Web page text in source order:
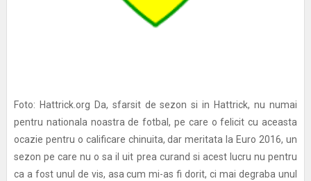
Foto: Hattrick.org Da, sfarsit de sezon si in Hattrick, nu numai
pentru nationala noastra de fotbal, pe care o felicit cu aceasta
ocazie pentru o calificare chinuita, dar meritata la Euro 2016, un
sezon pe care nu o sa il uit prea curand si acest lucru nu pentru
ca a fost unul de vis, asa cum mi-as fi dorit, ci mai degraba unul